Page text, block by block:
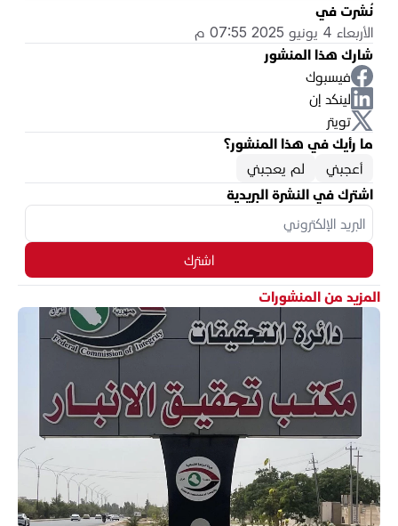
نُشرت في
الأربعاء 4 يونيو 2025 07:55 م
شارك هذا المنشور
فيسبوك
لينكد إن
تويتر
ما رأيك في هذا المنشور؟
أعجبني
لم يعجبني
اشترك في النشرة البريدية
اشترك
المزيد من المنشورات